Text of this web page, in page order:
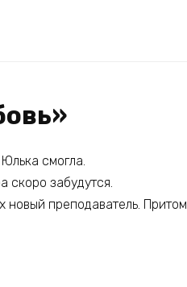
смогла.
скоро забудутся.
новый преподаватель. Притом